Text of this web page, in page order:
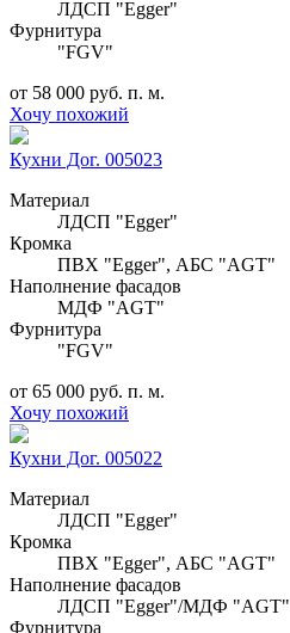
ЛДСП "Egger"
Фурнитура
"FGV"
от 58 000 руб. п. м.
Хочу похожий
Кухни Дог. 005023
Материал
ЛДСП "Egger"
Кромка
ПВХ "Egger", АБС "AGT"
Наполнение фасадов
МДФ "AGT"
Фурнитура
"FGV"
от 65 000 руб. п. м.
Хочу похожий
Кухни Дог. 005022
Материал
ЛДСП "Egger"
Кромка
ПВХ "Egger", АБС "AGT"
Наполнение фасадов
ЛДСП "Egger"/МДФ "AGT"
Фурнитура